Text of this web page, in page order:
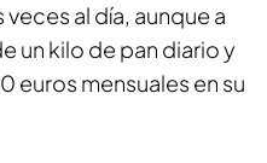
al día, aunque a
un kilo de pan diario y
euros mensuales en su